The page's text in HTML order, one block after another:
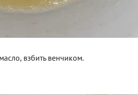
взбить венчиком.